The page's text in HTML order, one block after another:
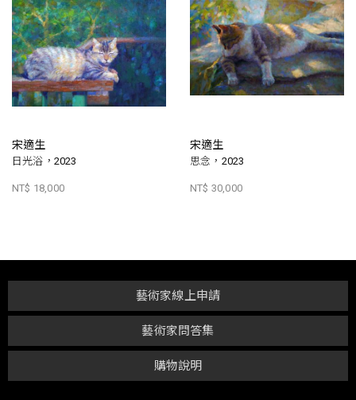
宋適生
日光浴，2023
NT$ 18,000
宋適生
思念，2023
NT$ 30,000
購物說明
藝術家問答集
藝術家線上申請